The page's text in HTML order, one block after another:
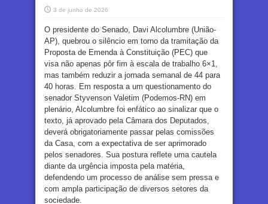
3 de junho de 2026
O presidente do Senado, Davi Alcolumbre (União-
AP), quebrou o silêncio em torno da tramitação da
Proposta de Emenda à Constituição (PEC) que
visa não apenas pôr fim à escala de trabalho 6×1,
mas também reduzir a jornada semanal de 44 para
40 horas. Em resposta a um questionamento do
senador Styvenson Valetim (Podemos-RN) em
plenário, Alcolumbre foi enfático ao sinalizar que o
texto, já aprovado pela Câmara dos Deputados,
deverá obrigatoriamente passar pelas comissões
da Casa, com a expectativa de ser aprimorado
pelos senadores. Sua postura reflete uma cautela
diante da urgência imposta pela matéria,
defendendo um processo de análise sem pressa e
com ampla participação de diversos setores da
sociedade.